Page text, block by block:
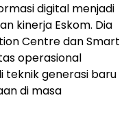
digital menjadi
kinerja Eskom. Dia
Centre dan Smart
operasional
teknik generasi baru
di masa